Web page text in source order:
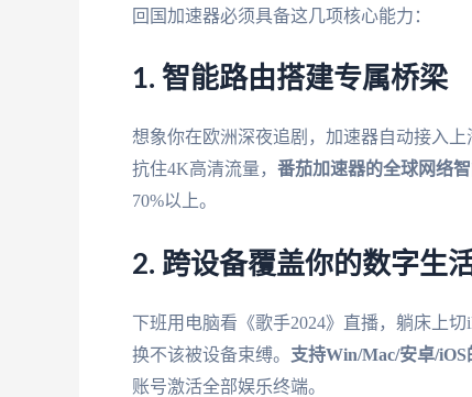
回国加速器必须具备这几项核心能力：
1. 智能路由搭建专属桥梁
想象你在欧洲深夜追剧，加速器自动接入
抗住4K高清流量， 番茄加速器的全球网络
70%以上。
2. 跨设备覆盖你的数字生
下班用电脑看《歌手2024》直播，躺床上
换不该被设备束缚。 支持Win/Mac/安卓/
账号激活全部娱乐终端。